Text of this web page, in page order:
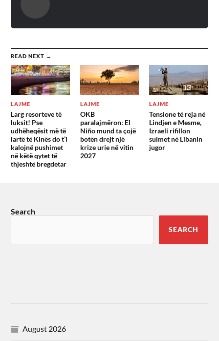
READ NEXT →
LAJME
Larg resorteve të
luksit! Pse
udhëheqësit më të
lartë të Kinës do t’i
kalojnë pushimet
në këtë qytet të
thjeshtë bregdetar
LAJME
OKB
paralajmëron: El
Niño mund ta çojë
botën drejt një
krize urie në vitin
2027
LAJME
Tensione të reja në
Lindjen e Mesme,
Izraeli rifillon
sulmet në Libanin
jugor
Search
SEARCH
August 2026